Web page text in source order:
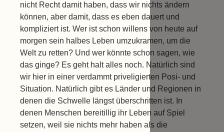
nicht Recht damit haben, dass wir nichts ändern
können, aber damit, dass es eben dauert und
kompliziert ist. Wer ist schon willens von heute auf
morgen sein halbes Leben umzukramen, um die
Welt zu retten? Und wer könnte schon sagen, wie
das ginge? Es geht halt alles noch. Natürlich sind
wir hier in einer verdammt priveligierten Posi- und
Situation. Natürlich gibt es Länder und Regionen in
denen die Schwelle längst überschritten ist. In
denen Menschen bereitillig ihr Leben auf Spiel
setzen, weil sie nichts mehr haben als die